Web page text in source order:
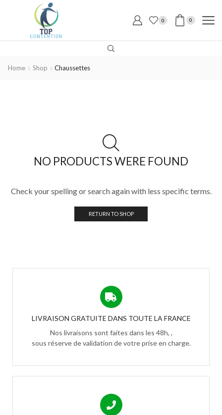
0 0
Home Shop Chaussettes
NO PRODUCTS WERE FOUND
Check your spelling or search again with less specific terms.
RETURN TO SHOP
LIVRAISON GRATUITE DANS TOUTE LA FRANCE
Nos livraisons sont faites dans les 48h, ,
sous réserve de validation de votre prise en charge.